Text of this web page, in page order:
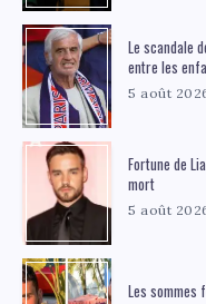
Le scandale
entre les
5 août
Fortune de
mort
5 août
Les sommes